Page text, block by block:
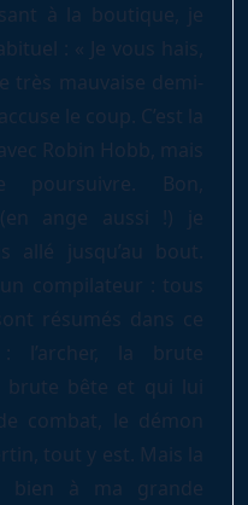
à la boutique, je
: « Je vous hais,
très mauvaise demi-
le coup. C’est la
Robin Hobb, mais
poursuivre. Bon,
ange aussi !) je
allé jusqu’au bout.
compilateur : tous
résumés dans ce
: l’archer, la brute
brute bête et qui lui
combat, le démon
tout y est. Mais la
bien à ma grande